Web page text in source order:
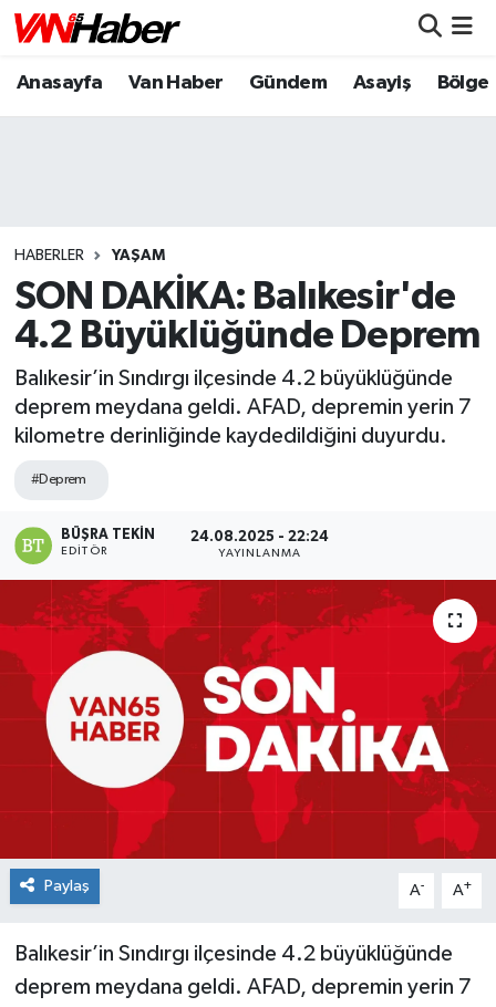
Anasayfa Van Haber Gündem Asayiş Bölge
HABERLER YAŞAM
SON DAKİKA: Balıkesir'de
4.2 Büyüklüğünde Deprem
Balıkesir’in Sındırgı ilçesinde 4.2 büyüklüğünde
deprem meydana geldi. AFAD, depremin yerin 7
kilometre derinliğinde kaydedildiğini duyurdu.
#Deprem
BÜŞRA TEKIN
EDITÖR
24.08.2025 - 22:24
YAYINLANMA
Paylaş A- A+
Balıkesir’in Sındırgı ilçesinde 4.2 büyüklüğünde
deprem meydana geldi. AFAD, depremin yerin 7
Nöbetçi Eczaneler
Puan Durumu ve Fikstür
Tüm Manşetler
Son Dakika Haberleri
Haber Arşivi